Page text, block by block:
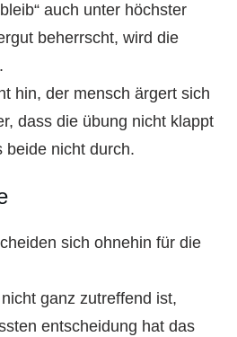
auch unter höchster
beherrscht, wird die
hin, der mensch ärgert sich
dass die übung nicht klappt
beide nicht durch.
sich ohnehin für die
ganz zutreffend ist,
entscheidung hat das